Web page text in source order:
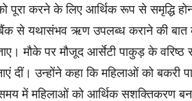
करने के लिए आर्थिक रूप से समृद्धि
से यथासंभव ऋण उपलब्ध कराने की बात
मौके पर मौजूद आर्सेटी पाकुड़ के
दीं। उन्होंने कहा कि महिलाओं को बकरी
समय में महिलाओं को आर्थिक सशक्तिकरण